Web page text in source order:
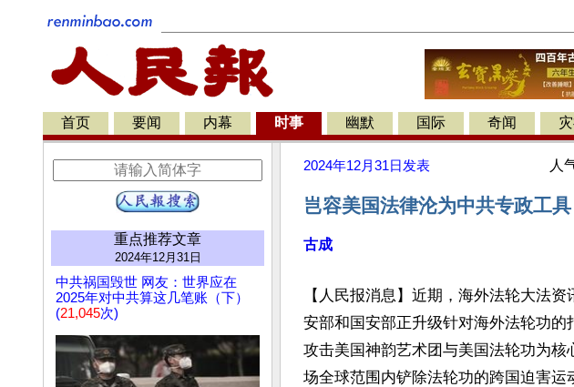
首页 要闻 内幕 时事 幽默 国际 奇闻
重点推荐文章
2024年12月31日
中共祸国毁世 网友：世界应在
2025年对中共算这几笔账（下）
(21,045次)
2024年12月31日 发表 人
岂容美国法律沦为中共专政工具
古成
【人民报消息】近期，海外法轮大法
安部和国安部正升级针对海外法轮功的
攻击美国神韵艺术团与美国法轮功为核
场全球范围内铲除法轮功的跨国迫害运